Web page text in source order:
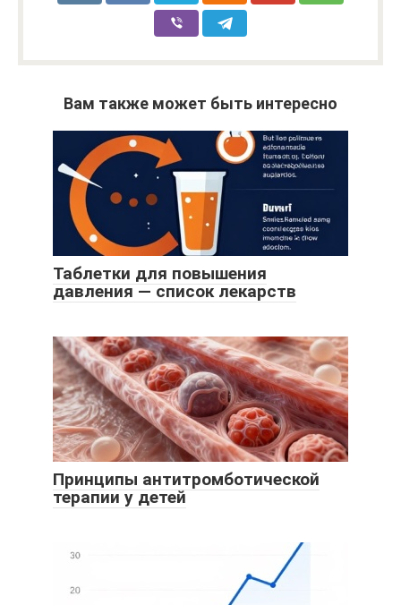
Вам также может быть интересно
Таблетки для повышения
давления — список лекарств
Принципы антитромботической
терапии у детей